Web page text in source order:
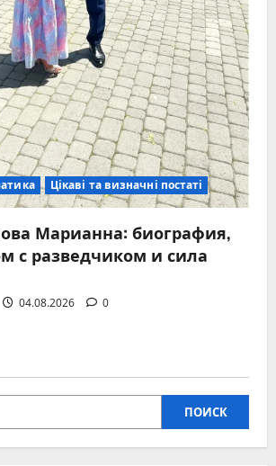
Цікаві та визначні постаті
Марианна: биография,
с разведчиком и сила
04.08.2026 0
ПОИСК